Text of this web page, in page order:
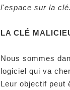
l'espace sur la clé.
LA CLÉ
Nous sommes
logiciel qui va
Leur objectif peut